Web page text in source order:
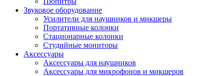
Звуковое оборудование
Усилители для наушников и микшеры
Портативные колонки
Стационарные колонки
Студийные мониторы
Аксессуары
Аксессуары для наушников
Аксессуары для микрофонов и микшеров